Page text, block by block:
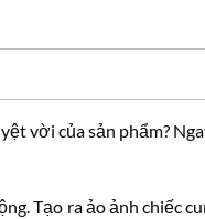
vời của sản phẩm?
Tạo ra ảo ảnh chiếc